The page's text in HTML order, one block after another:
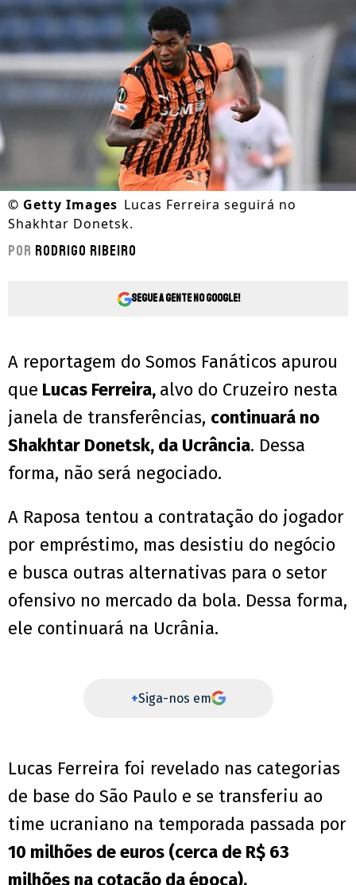
© Getty Images Lucas Ferreira seguirá no
Shakhtar Donetsk.
Por Rodrigo Ribeiro
Segue a gente no Google!
A reportagem do Somos Fanáticos apurou
que Lucas Ferreira, alvo do Cruzeiro nesta
janela de transferências, continuará no
Shakhtar Donetsk, da Ucrância. Dessa
forma, não será negociado.
A Raposa tentou a contratação do jogador
por empréstimo, mas desistiu do negócio
e busca outras alternativas para o setor
ofensivo no mercado da bola. Dessa forma,
ele continuará na Ucrânia.
+Siga-nos em
Lucas Ferreira foi revelado nas categorias
de base do São Paulo e se transferiu ao
time ucraniano na temporada passada por
10 milhões de euros (cerca de R$ 63
milhões na cotação da época).